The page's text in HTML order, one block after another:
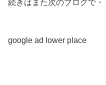
続きはまた次のブログで・
google ad lower place